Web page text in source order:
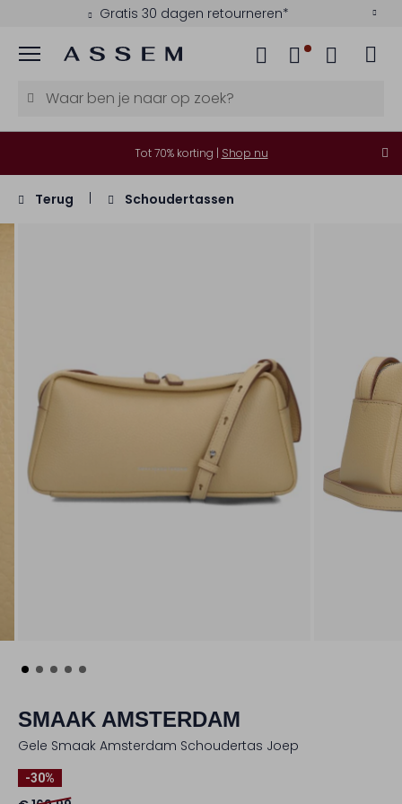
Gratis 30 dagen retourneren*
Menu
Tot 70% korting | Shop nu
Terug Schoudertassen
SMAAK AMSTERDAM
Gele Smaak Amsterdam Schoudertas Joep
-30%